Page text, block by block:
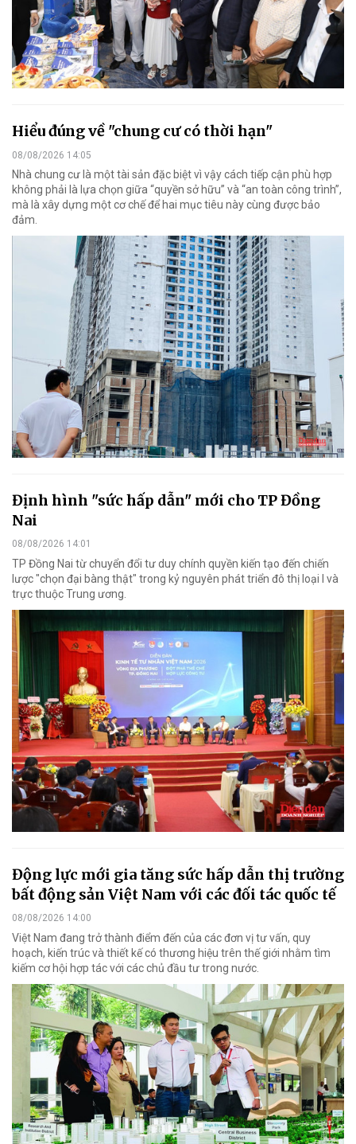
Hiểu đúng về "chung cư có thời hạn"
08/08/2026 14:05
Nhà chung cư là một tài sản đặc biệt vì vậy cách tiếp cận phù hợp
không phải là lựa chọn giữa “quyền sở hữu” và “an toàn công trình”,
mà là xây dựng một cơ chế để hai mục tiêu này cùng được bảo
đảm.
Định hình "sức hấp dẫn" mới cho TP Đồng
Nai
08/08/2026 14:01
TP Đồng Nai từ chuyển đổi tư duy chính quyền kiến tạo đến chiến
lược "chọn đại bàng thật" trong kỷ nguyên phát triển đô thị loại I và
trực thuộc Trung ương.
Động lực mới gia tăng sức hấp dẫn thị trường
bất động sản Việt Nam với các đối tác quốc tế
08/08/2026 14:00
Việt Nam đang trở thành điểm đến của các đơn vị tư vấn, quy
hoạch, kiến trúc và thiết kế có thương hiệu trên thế giới nhằm tìm
kiếm cơ hội hợp tác với các chủ đầu tư trong nước.